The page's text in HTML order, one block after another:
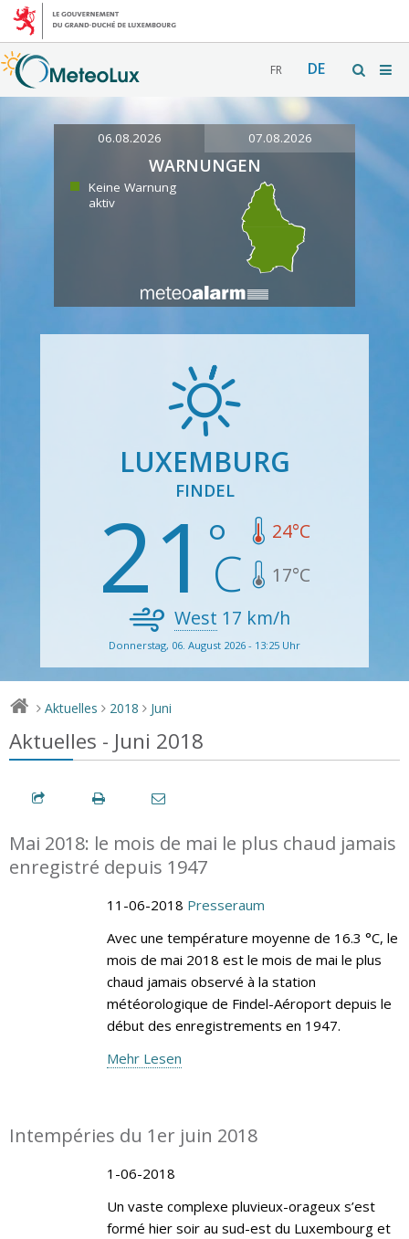
FR DE
06.08.2026 07.08.2026
WARNUNGEN
Keine Warnung
aktiv
LUXEMBURG
FINDEL
21 24°C
17°C
West 17 km/h
Donnerstag, 06. August 2026 - 13:25 Uhr
> Aktuelles > 2018 > Juni
Aktuelles - Juni 2018
Mai 2018: le mois de mai le plus chaud jamais
enregistré depuis 1947
11-06-2018 Presseraum
Avec une température moyenne de 16.3 °C, le
mois de mai 2018 est le mois de mai le plus
chaud jamais observé à la station
météorologique de Findel-Aéroport depuis le
début des enregistrements en 1947.
Mehr Lesen
Intempéries du 1er juin 2018
1-06-2018
Un vaste complexe pluvieux-orageux s’est
formé hier soir au sud-est du Luxembourg et